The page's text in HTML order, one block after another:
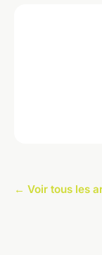
← Voir tous les